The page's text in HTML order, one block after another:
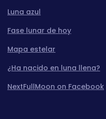
Luna azul
Fase lunar de hoy
Mapa estelar
¿Ha nacido en luna llena?
NextFullMoon on Facebook